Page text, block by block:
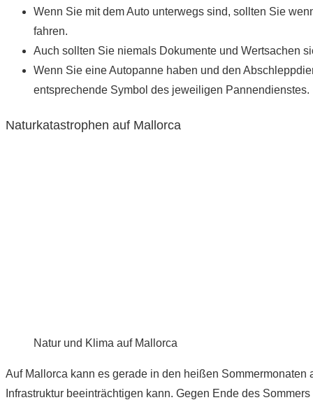
Wenn Sie mit dem Auto unterwegs sind, sollten Sie
fahren.
Auch sollten Sie niemals Dokumente und Wertsachen
Wenn Sie eine Autopanne haben und den
entsprechende Symbol des jeweiligen Pannendienstes.
Natur­katas­trophen auf Mallorca
Natur und Klima auf Mallorca
Auf Mallorca kann es gerade in den heißen
Infrastruktur beeinträchtigen kann. Gegen Ende des